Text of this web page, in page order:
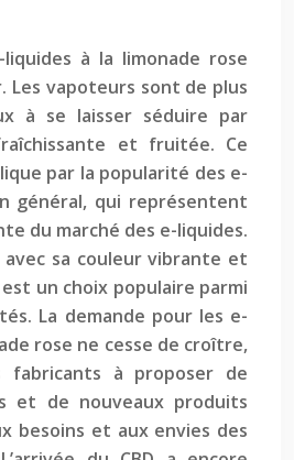
à la limonade rose
Les vapoteurs sont de plus
à se laisser séduire par
et fruitée. Ce
par la popularité des e-
général, qui représentent
du marché des e-liquides.
avec sa couleur vibrante et
un choix populaire parmi
La demande pour les e-
rose ne cesse de croître,
à proposer de
et de nouveaux produits
besoins et aux envies des